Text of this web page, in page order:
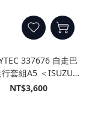
337676 自走巴
套組A5 ＜ISUZU
西日本鐵道仕樣＞
NT$3,600